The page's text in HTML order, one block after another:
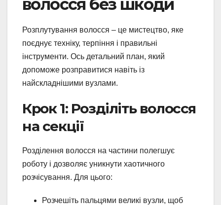
волосся без шкоди
Розплутування волосся – це мистецтво, яке
поєднує техніку, терпіння і правильні
інструменти. Ось детальний план, який
допоможе розправитися навіть із
найскладнішими вузлами.
Крок 1: Розділіть волосся
на секції
Розділення волосся на частини полегшує
роботу і дозволяє уникнути хаотичного
розчісування. Для цього:
Розчешіть пальцями великі вузли, щоб